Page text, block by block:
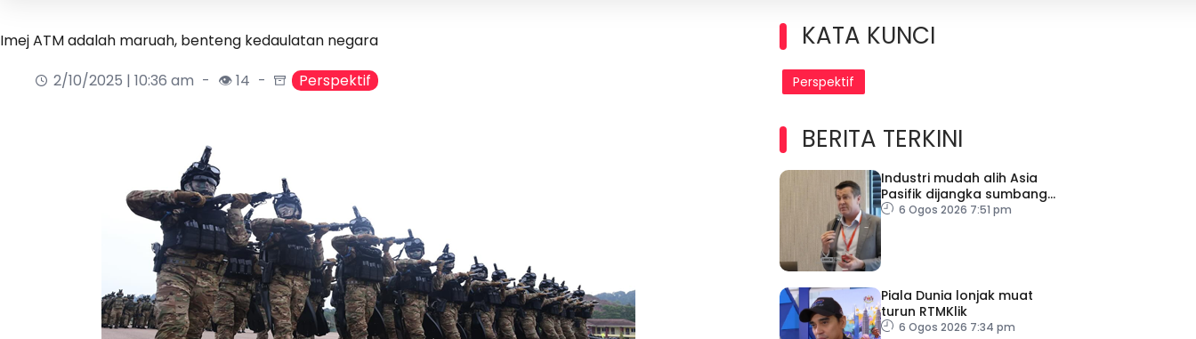
Imej ATM adalah maruah, benteng kedaulatan negara
2/10/2025 | 10:36 am
👁 14 Perspektif
KATA KUNCI
Perspektif
BERITA TERKINI
Industri mudah alih Asia
Pasifik dijangka sumbang
AS$1.4 trilion menjelang
6 Ogos 2026 7:51 pm
Piala Dunia lonjak muat
turun RTMKlik
6 Ogos 2026 7:34 pm